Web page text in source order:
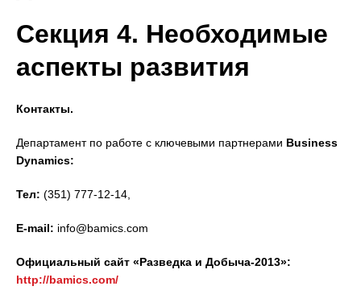
Секция 4. Необходимые
аспекты развития
Контакты.
Департамент по работе с ключевыми партнерами Business
Dynamics:
Тел: (351) 777-12-14,
E-mail: info@bamics.com
Официальный сайт «Разведка и Добыча-2013»:
http://bamics.com/